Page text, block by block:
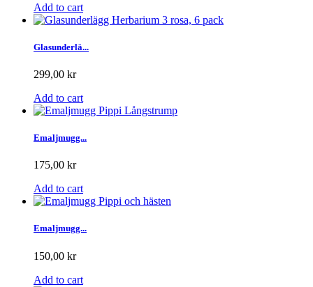
Add to cart
Glasunderlä...
299,00 kr
Add to cart
Emaljmugg...
175,00 kr
Add to cart
Emaljmugg...
150,00 kr
Add to cart